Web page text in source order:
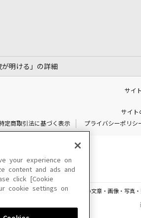
が明ける」の詳細
サイ
サイト
定商取引法に基づく表示
プライバシーポリシ
このサイトに掲載されている一切の文章・画像・写真
your experience on
content and ads and
click [Cookie
cookie settings on